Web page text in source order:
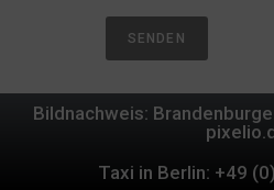
SENDEN
Bildnachweis:
Taxi in Berlin: +49